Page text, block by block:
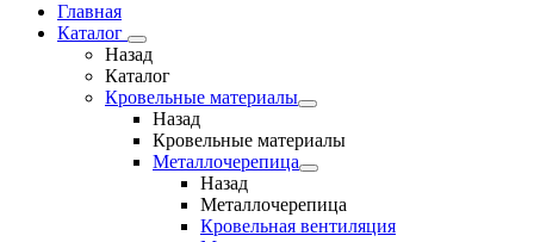
Главная
Каталог
Назад
Каталог
Кровельные материалы
Назад
Кровельные материалы
Металлочерепица
Назад
Металлочерепица
Кровельная вентиляция